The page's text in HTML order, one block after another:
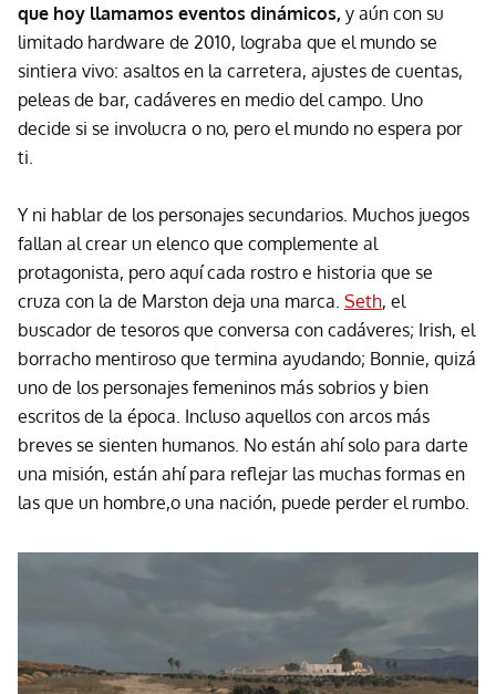
que hoy llamamos eventos dinámicos, y aún con su
limitado hardware de 2010, lograba que el mundo se
sintiera vivo: asaltos en la carretera, ajustes de cuentas,
peleas de bar, cadáveres en medio del campo. Uno
decide si se involucra o no, pero el mundo no espera por
ti.
Y ni hablar de los personajes secundarios. Muchos juegos
fallan al crear un elenco que complemente al
protagonista, pero aquí cada rostro e historia que se
cruza con la de Marston deja una marca. Seth, el
buscador de tesoros que conversa con cadáveres; Irish, el
borracho mentiroso que termina ayudando; Bonnie, quizá
uno de los personajes femeninos más sobrios y bien
escritos de la época. Incluso aquellos con arcos más
breves se sienten humanos. No están ahí solo para darte
una misión, están ahí para reflejar las muchas formas en
las que un hombre,o una nación, puede perder el rumbo.